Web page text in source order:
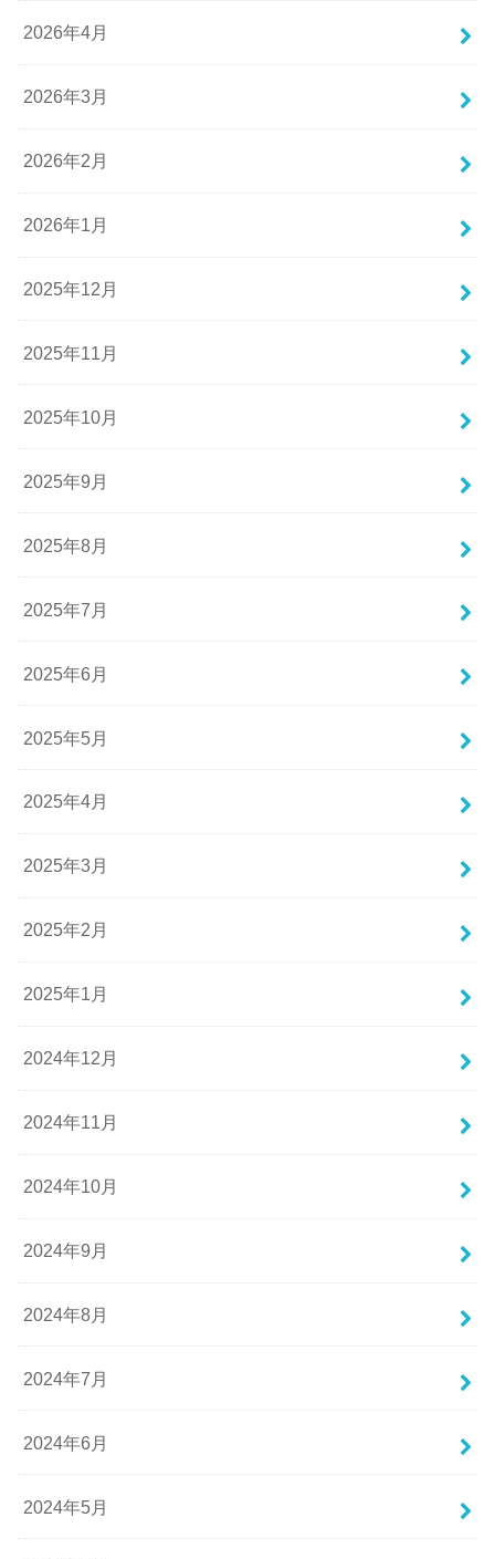
2026年4月
2026年3月
2026年2月
2026年1月
2025年12月
2025年11月
2025年10月
2025年9月
2025年8月
2025年7月
2025年6月
2025年5月
2025年4月
2025年3月
2025年2月
2025年1月
2024年12月
2024年11月
2024年10月
2024年9月
2024年8月
2024年7月
2024年6月
2024年5月